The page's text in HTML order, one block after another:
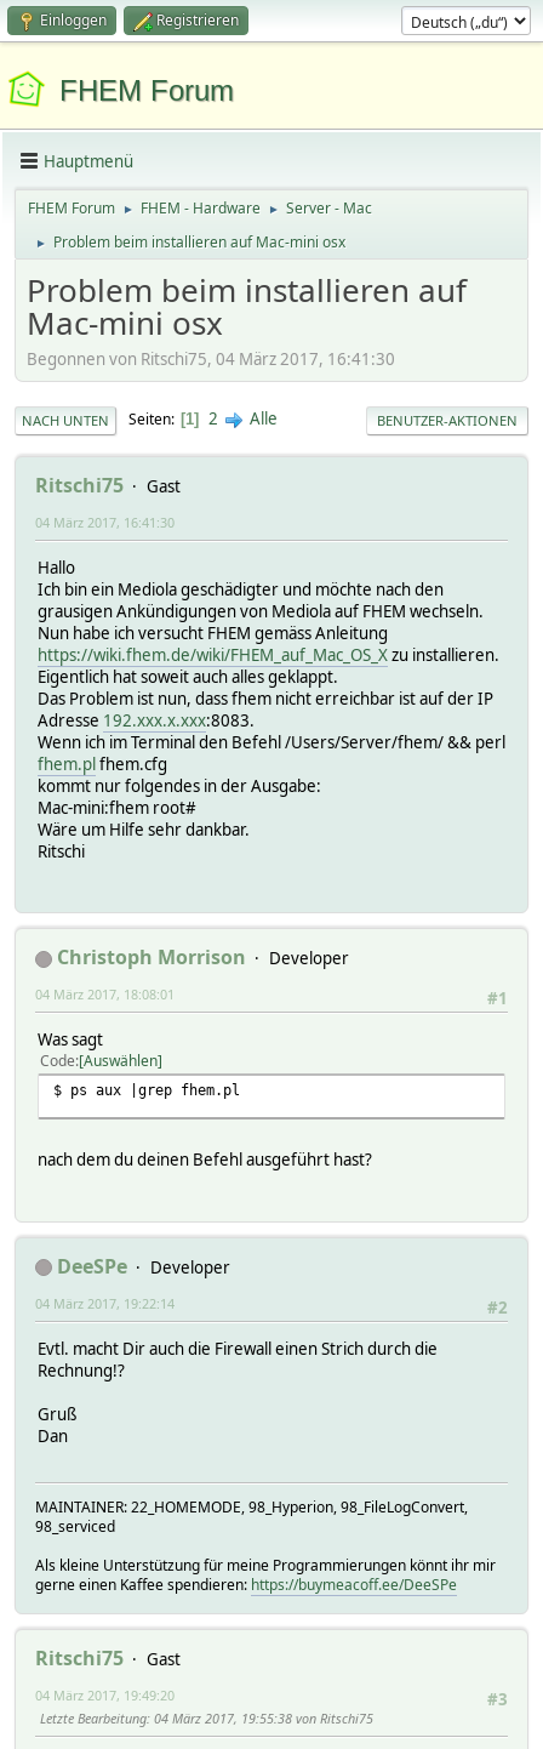
Einloggen Registrieren
FHEM Forum
Hauptmenü
FHEM Forum ► FHEM - Hardware ► Server - Mac
► Problem beim installieren auf Mac-mini osx
Problem beim installieren auf
Mac-mini osx
Begonnen von Ritschi75, 04 März 2017, 16:41:30
NACH UNTEN Seiten 1 2 Alle BENUTZER-AKTIONEN
Ritschi75 Gast
04 März 2017, 16:41:30
Hallo
Ich bin ein Mediola geschädigter und möchte nach den
grausigen Ankündigungen von Mediola auf FHEM wechseln.
Nun habe ich versucht FHEM gemäss Anleitung
https://wiki.fhem.de/wiki/FHEM_auf_Mac_OS_Xzu installieren.
Eigentlich hat soweit auch alles geklappt.
Das Problem ist nun, dass fhem nicht erreichbar ist auf der IP
Adresse 192.xxx.x.xxx:8083.
Wenn ich im Terminal den Befehl /Users/Server/fhem/ && perl
fhem.plfhem.cfg
kommt nur folgendes in der Ausgabe:
Mac-mini:fhem root#
Wäre um Hilfe sehr dankbar.
Ritschi
Christoph Morrison
Developer
#1
04 März 2017, 18:08:01
Was sagt
Code Auswählen
$ ps aux |grep fhem.pl
nach dem du deinen Befehl ausgeführt hast?
DeeSPe
Developer
#2
04 März 2017, 19:22:14
Evtl. macht Dir auch die Firewall einen Strich durch die
Rechnung!?
Gruß
Dan
MAINTAINER: 22_HOMEMODE, 98_Hyperion, 98_FileLogConvert,
98_serviced
Als kleine Unterstützung für meine Programmierungen könnt ihr mir
gerne einen Kaffee spendieren: https://buymeacoff.ee/DeeSPe
Ritschi75
Gast
#3
04 März 2017, 19:49:20
Letzte Bearbeitung: 04 März 2017, 19:55:38 von Ritschi75